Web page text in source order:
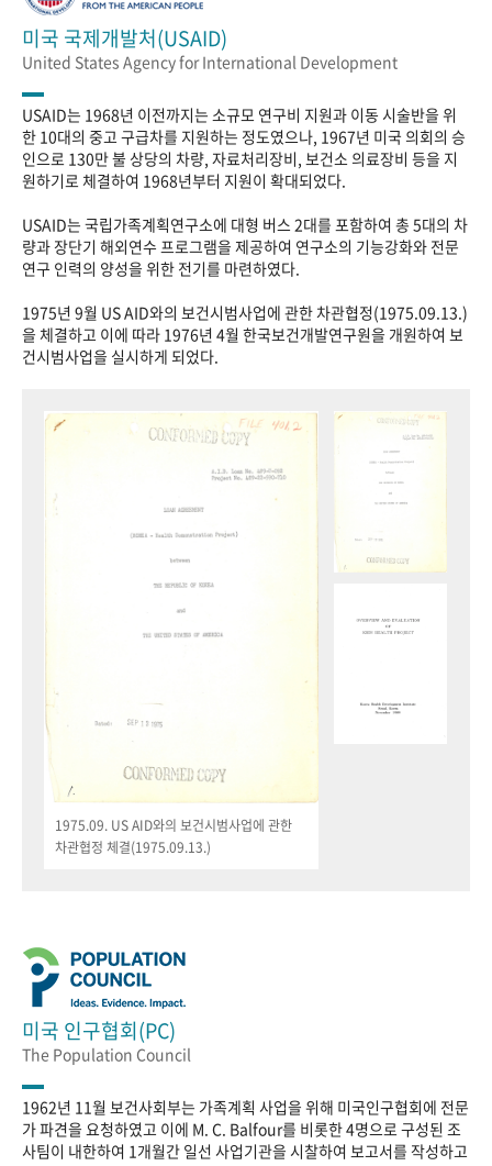
미국 국제개발처(USAID)
United States Agency for International Development
USAID는 1968년 이전까지는 소규모 연구비 지원과 이동 시술반을 위
한 10대의 중고 구급차를 지원하는 정도였으나, 1967년 미국 의회의 승
인으로 130만 불 상당의 차량, 자료처리장비, 보건소 의료장비 등을 지
원하기로 체결하여 1968년부터 지원이 확대되었다.
USAID는 국립가족계획연구소에 대형 버스 2대를 포함하여 총 5대의 차
량과 장단기 해외연수 프로그램을 제공하여 연구소의 기능강화와 전문
연구 인력의 양성을 위한 전기를 마련하였다.
1975년 9월 US AID와의 보건시범사업에 관한 차관협정(1975.09.13.)
을 체결하고 이에 따라 1976년 4월 한국보건개발연구원을 개원하여 보
건시범사업을 실시하게 되었다.
1975.09. US AID와의 보건시범사업에 관한
차관협정 체결(1975.09.13.)
미국 인구협회(PC)
The Population Council
1962년 11월 보건사회부는 가족계획 사업을 위해 미국인구협회에 전문
가 파견을 요청하였고 이에 M. C. Balfour를 비롯한 4명으로 구성된 조
사팀이 내한하여 1개월간 일선 사업기관을 시찰하여 보고서를 작성하고